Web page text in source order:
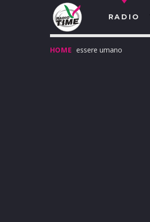
RADIO
HOME essere umano